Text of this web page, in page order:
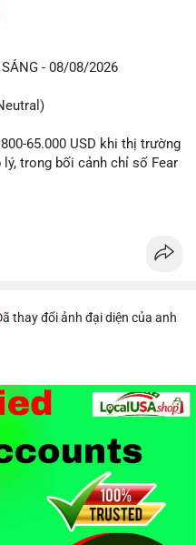
- 08/08/2026
65.000 USD khi thị trường
trong bối cảnh chỉ số Fear
cá voi BTC diễn ra dày
BTC (gần 4 triệu USD) lúc
Mỹ mở giai đoạn đầu bình
để tiến tới tháng tới. IMF
phép Bybit truy xuất tài sản
báo exploit mới trên
nhập Lightning Network,
Ledger đề xuất sửa đổi bảo
trị giá 530 triệu USD.
thay đổi ảnh đại diện của anh